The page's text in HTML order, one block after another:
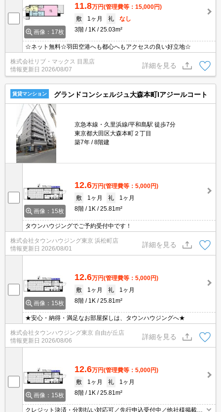
画像：17枚
11.8万円(管理費等：15,000円)
敷
1ヶ月 礼
なし
3階
1K 25.03m²
☆ネット無料☆羽田空港へも都心へもアクセスの良い好立地☆
株式会社リブ・マックス 目黒店
情報更新日 2026/08/07
詳細を見る
賃貸マンション グランドコンシェルジュ大森本町Iアジールコート
京急本線・久里浜線/平和島駅 徒歩7分
東京都大田区大森本町２丁目
築7年
8階建
画像：15枚
12.6万円(管理費等：5,000円)
敷
1ヶ月 礼
1ヶ月
8階
1K 25.81m²
タウンハウジングでご予約受付中です！
株式会社タウンハウジング東京 浜松町店
情報更新日 2026/08/01
詳細を見る
画像：15枚
12.6万円(管理費等：5,000円)
敷
1ヶ月 礼
1ヶ月
8階
1K 25.81m²
★安心・納得・満足なお部屋探しは、タウンハウジングへ★
株式会社タウンハウジング東京 自由が丘店
情報更新日 2026/08/06
詳細を見る
画像：15枚
12.6万円(管理費等：5,000円)
敷
1ヶ月 礼
1ヶ月
8階
1K 25.81m²
クレジット決済・分割払い対応可／先行申込受付中／他社様掲載物